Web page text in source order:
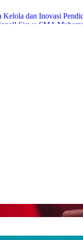
Kelola dan Inovasi
Siswa SMA
20 Siswa Lolos
Suci Menggema di
Al-Quran